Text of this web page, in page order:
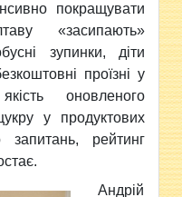
покращувати
«засипають»
зупинки, діти
проїзні у
оновленого
у продуктових
запитань, рейтинг
Андрій